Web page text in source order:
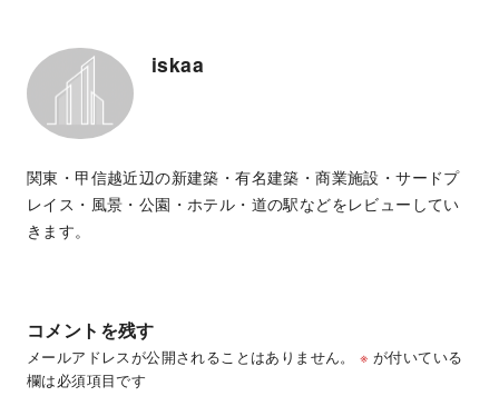
iskaa
関東・甲信越近辺の新建築・有名建築・商業施設・サードプ
レイス・風景・公園・ホテル・道の駅などをレビューしてい
きます。
コメントを残す
メールアドレスが公開されることはありません。 ※ が付いている
欄は必須項目です